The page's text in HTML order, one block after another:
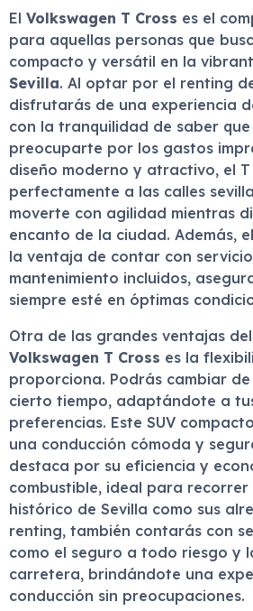
El Volkswagen T Cross es el
para aquellas personas que
compacto y versátil en la
Sevilla. Al optar por el renting
disfrutarás de una experiencia
con la tranquilidad de saber
preocuparte por los gastos
diseño moderno y atractivo, el
perfectamente a las calles
moverte con agilidad mientras
encanto de la ciudad. Además,
la ventaja de contar con
mantenimiento incluidos,
siempre esté en óptimas
Otra de las grandes ventajas
Volkswagen T Cross es la
proporciona. Podrás cambiar
cierto tiempo, adaptándote a
preferencias. Este SUV
una conducción cómoda y
destaca por su eficiencia y
combustible, ideal para
histórico de Sevilla como sus
renting, también contarás con
como el seguro a todo riesgo y
carretera, brindándote una
conducción sin preocupaciones.